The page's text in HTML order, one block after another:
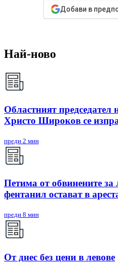
Добави в
Най-ново
Областният
Христо Широков се
преди 2 мин
Петима от обвинените за
фентанил остават в
преди 8 мин
От днес без цени в левове